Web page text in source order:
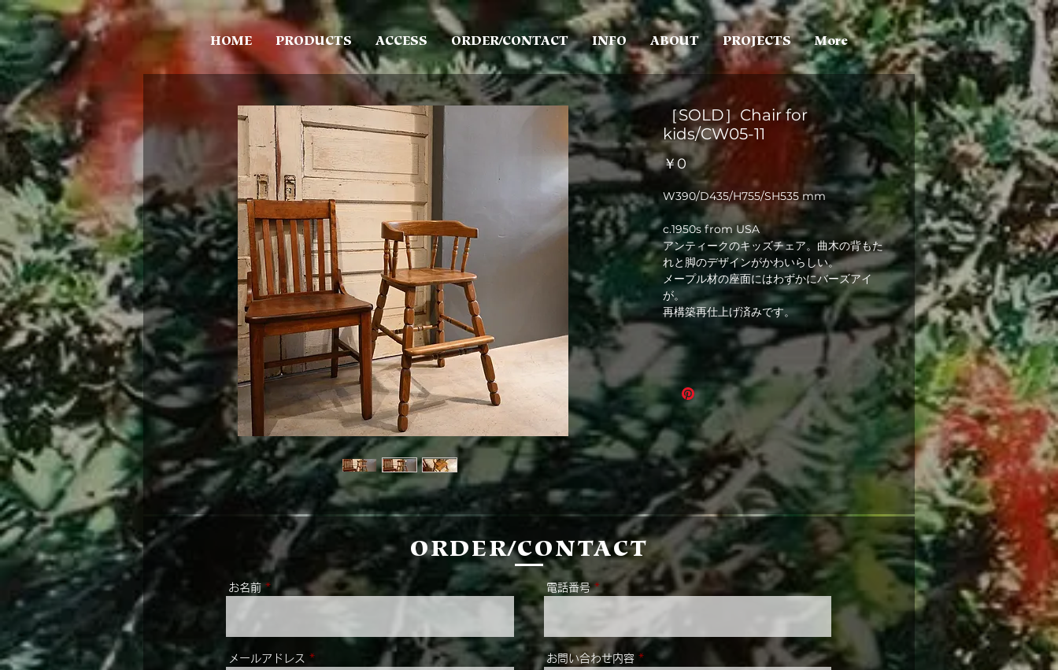
HOME PRODUCTS ACCESS ORDER/CONTACT INFO ABOUT PROJECTS More
［SOLD］Chair for
kids/CW05-11
￥0 価
格
W390/D435/H755/SH535 mm
c.1950s from USA
アンティークのキッズチェア。曲木の背もた
れと脚のデザインがかわいらしい。
メープル材の座面にはわずかにバーズアイ
が。
再構築再仕上げ済みです。
ORDER/CONTACT
お名前
メールアドレス
電話番号
お問い合わせ内容